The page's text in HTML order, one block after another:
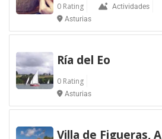
0 Rating
Actividades
Asturias
Ría del Eo
0 Rating
Asturias
Villa de Figueras, A